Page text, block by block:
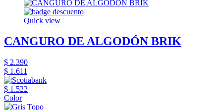
Quick view
CANGURO DE ALGODÓN BRIK
$ 2.390
$ 1.611
$ 1.522
Color